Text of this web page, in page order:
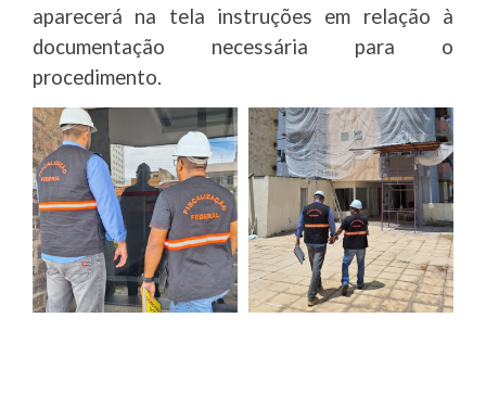
aparecerá na tela instruções em relação à
documentação necessária para o
procedimento.